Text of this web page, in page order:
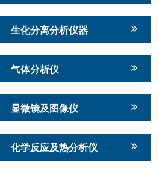
生化分离分析仪器
气体分析仪
显微镜及图像仪
化学反应及热分析仪